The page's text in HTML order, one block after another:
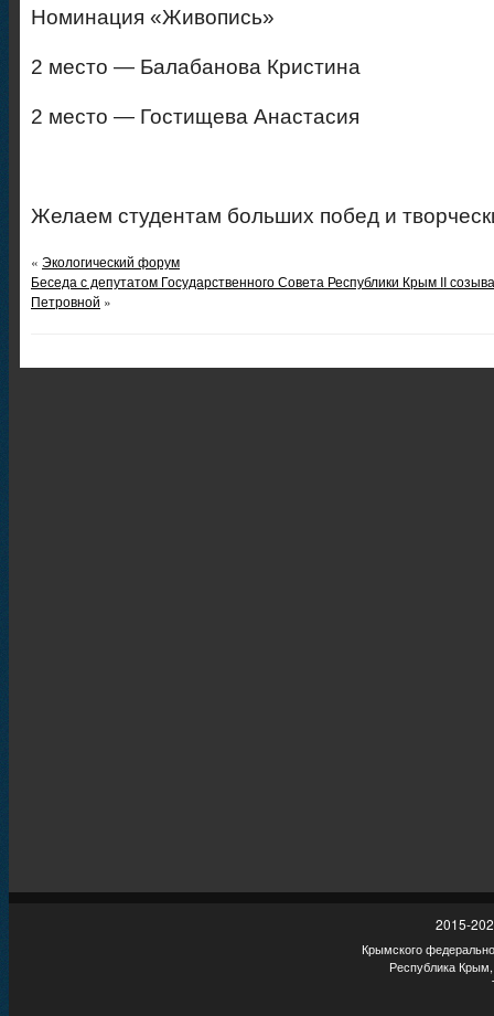
Номинация «Живопись»
2 место — Балабанова Кристина
2 место — Гостищева Анастасия
Желаем студентам больших побед и
« Экологический форум
Беседа с депутатом Государственного Совета Республики Крым II
Петровной »
2015-
Крымского
Республика